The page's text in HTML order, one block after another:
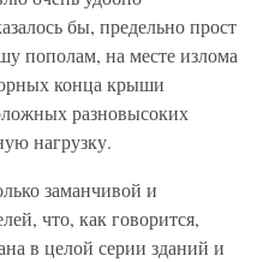
бы, предельно прост
пополам, на месте излома
конца крыши
разновысоких
нагрузку.
заманчивой и
что, как говорится,
в целой серии зданий и